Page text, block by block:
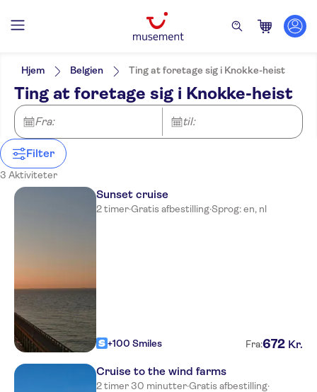
Filters
NO-PICKUP
Alternativer
Små Grupper
Gratis aflysning
Øjeblikkelig bekræftelse
Udflugter & dagsture
Aktivitetssprog
Hjem Belgien Ting at foretage sig i Knokke-heist
Ting at foretage sig i Knokke-heist
Fra: til:
Filter
3 Aktiviteter
Sunset cruise
2 timer·Gratis afbestilling·Sprog: en, nl
+100 Smiles Fra:672 Kr.
Cruise to the wind farms
2 timer 30 minutter·Gratis afbestilling·